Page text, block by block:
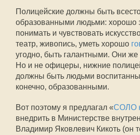
Полицейские должны быть
образованными людьми: хорошо
понимать и чувствовать
театр, живопись, уметь хорошо
угодно, быть галантными. Они
Но и не офицеры, нижние
должны быть людьми
конечно, образованными.
Вот поэтому я предлагал «СОЛО
внедрить в Министерстве
Владимир Яковлевич Кикоть (он